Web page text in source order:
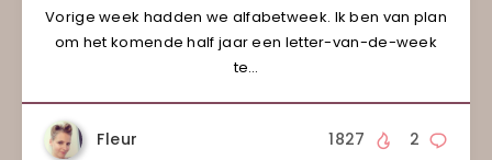
Vorige week hadden we alfabetweek. Ik ben van plan
om het komende half jaar een letter-van-de-week
te…
Fleur 2
1827